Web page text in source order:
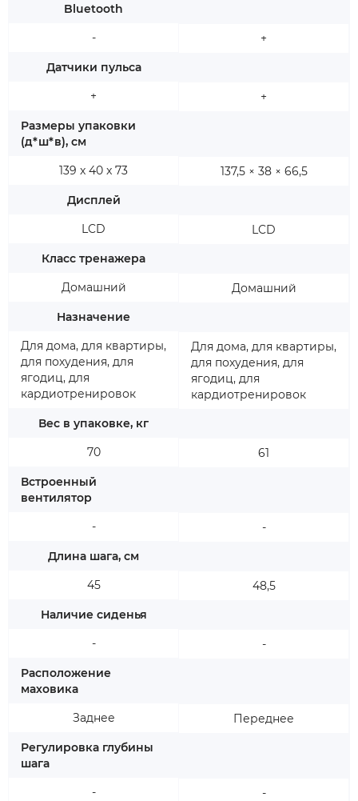
Bluetooth
-
Датчики пульса
+
Размеры упаковки
(д*ш*в), см
139 x 40 x 73
Дисплей
LCD
Класс тренажера
Домашний
Назначение
Для дома, для квартиры,
для похудения, для
ягодиц, для
кардиотренировок
Вес в упаковке, кг
70
Встроенный
вентилятор
-
Длина шага, см
45
Наличие сиденья
-
Расположение
маховика
Заднее
Регулировка глубины
шага
-
+
+
137,5 × 38 × 66,5
LCD
Домашний
Для дома, для квартиры,
для похудения, для
ягодиц, для
кардиотренировок
61
-
48,5
-
Переднее
-